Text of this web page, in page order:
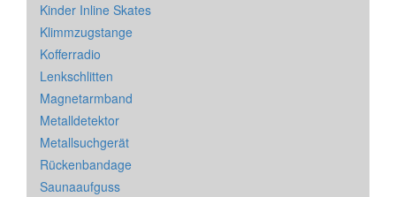
Kinder Inline Skates
Klimmzugstange
Kofferradio
Lenkschlitten
Magnetarmband
Metalldetektor
Metallsuchgerät
Rückenbandage
Saunaaufguss